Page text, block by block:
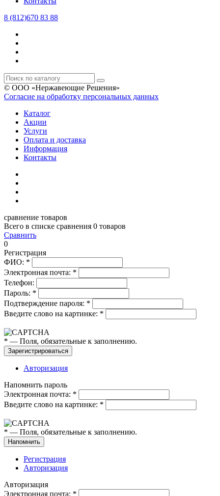
8 (812)670 83 88
© ООО «Нержавеющие Решения»
Согласие на обработку персональных данных
Каталог
Акции
Услуги
Оплата и доставка
Информация
Контакты
сравнение товаров
Всего в списке сравнения 0 товаров
Сравнить
0
Регистрация
ФИО: *
Электронная почта: *
Телефон:
Пароль: *
Подтверждение пароля: *
Введите слово на картинке: *
* — Поля, обязательные к заполнению.
Авторизация
Напомнить пароль
Электронная почта: *
Введите слово на картинке: *
* — Поля, обязательные к заполнению.
Регистрация
Авторизация
Авторизация
Электронная почта: *